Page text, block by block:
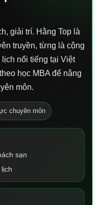
giải trí. Hằng Top là
truyền, từng là cộng
nổi tiếng tại Việt
học MBA để nâng
môn.
chuyên môn
sạn